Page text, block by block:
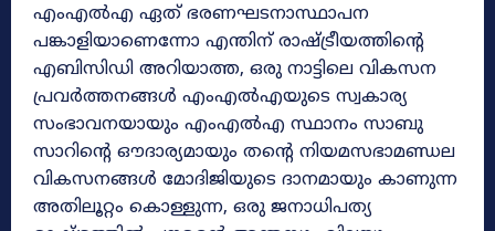
എംഎൽഎ ഏത് ഭരണഘടനാസ്ഥാപന
പങ്കാളിയാണെന്നോ എന്തിന് രാഷ്ട്രീയത്തിന്റെ
എബിസിഡി അറിയാത്ത, ഒരു നാട്ടിലെ വികസന
പ്രവർത്തനങ്ങൾ എംഎൽഎയുടെ സ്വകാര്യ
സംഭാവനയായും എംഎൽഎ സ്ഥാനം സാബു
സാറിന്റെ ഔദാര്യമായും തന്റെ നിയമസഭാമണ്ഡല
വികസനങ്ങൾ മോദിജിയുടെ ദാനമായും കാണുന്ന
അതിലൂറ്റം കൊള്ളുന്ന, ഒരു ജനാധിപത്യ